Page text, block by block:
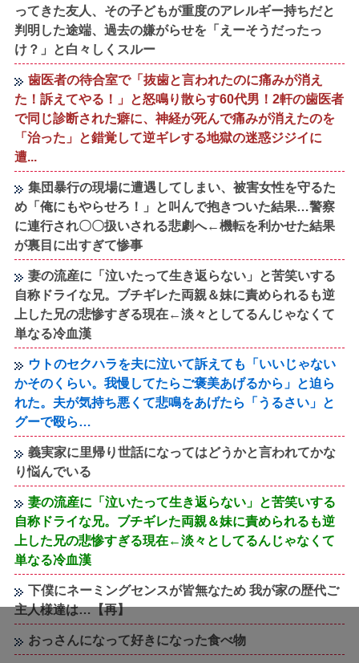
ってきた友人、その子どもが重度のアレルギー持ちだと
判明した途端、過去の嫌がらせを「えーそうだったっ
け？」と白々しくスルー
歯医者の待合室で「抜歯と言われたのに痛みが消え
た！訴えてやる！」と怒鳴り散らす60代男！2軒の歯医者
で同じ診断された癖に、神経が死んで痛みが消えたのを
「治った」と錯覚して逆ギレする地獄の迷惑ジジイに
遭...
集団暴行の現場に遭遇してしまい、被害女性を守るた
め「俺にもやらせろ！」と叫んで抱きついた結果…警察
に連行され〇〇扱いされる悲劇へ←機転を利かせた結果
が裏目に出すぎて惨事
妻の流産に「泣いたって生き返らない」と苦笑いする
自称ドライな兄。ブチギレた両親＆妹に責められるも逆
上した兄の悲惨すぎる現在←淡々としてるんじゃなくて
単なる冷血漢
ウトのセクハラを夫に泣いて訴えても「いいじゃない
かそのくらい。我慢してたらご褒美あげるから」と迫ら
れた。夫が気持ち悪くて悲鳴をあげたら「うるさい」と
グーで殴ら…
義実家に里帰り世話になってはどうかと言われてかな
り悩んでいる
妻の流産に「泣いたって生き返らない」と苦笑いする
自称ドライな兄。ブチギレた両親＆妹に責められるも逆
上した兄の悲惨すぎる現在←淡々としてるんじゃなくて
単なる冷血漢
下僕にネーミングセンスが皆無なため 我が家の歴代ご
主人様達は…【再】
おっさんになって好きになった食べ物